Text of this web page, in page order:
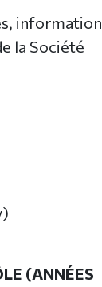
information
la Société
(ANNÉES